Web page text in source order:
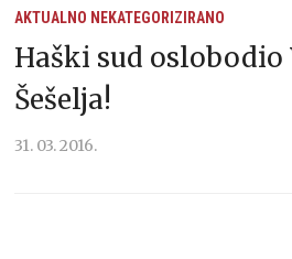
AKTUALNO NEKATEGORIZIRANO
Haški sud oslobodio
Šešelja!
31. 03. 2016.